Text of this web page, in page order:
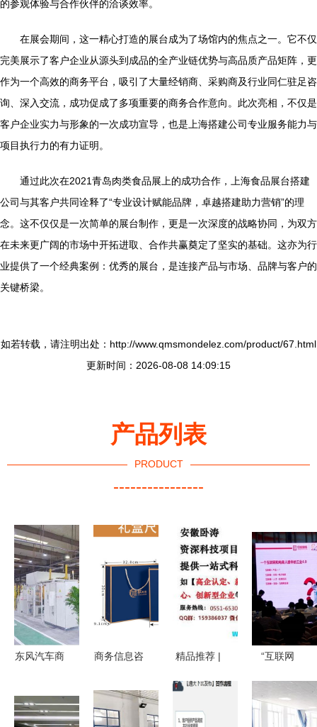
的参观体验与合作伙伴的洽谈效率。
在展会期间，这一精心打造的展台成为了场馆内的焦点之一。它不仅
完美展示了客户企业从源头到成品的全产业链优势与高品质产品矩阵，更
作为一个高效的商务平台，吸引了大量经销商、采购商及行业同仁驻足咨
询、深入交流，成功促成了多项重要的商务合作意向。此次亮相，不仅是
客户企业实力与形象的一次成功宣导，也是上海搭建公司专业服务能力与
项目执行力的有力证明。
通过此次在2021青岛肉类食品展上的成功合作，上海食品展台搭建
公司与其客户共同诠释了“专业设计赋能品牌，卓越搭建助力营销”的理
念。这不仅仅是一次简单的展台制作，更是一次深度的战略协同，为双方
在未来更广阔的市场中开拓进取、合作共赢奠定了坚实的基础。这亦为行
业提供了一个经典案例：优秀的展台，是连接产品与市场、品牌与客户的
关键桥梁。
如若转载，请注明出处：http://www.qmsmondelez.com/product/67.html
更新时间：2026-08-08 14:09:15
产品列表
PRODUCT
----------------
东风汽车商
工厂建设启
航 锻造全
商务信息咨
档刻字礼
品，助力企
精品推荐 |
责任公司
“互联网
传统企业如
何学会自主